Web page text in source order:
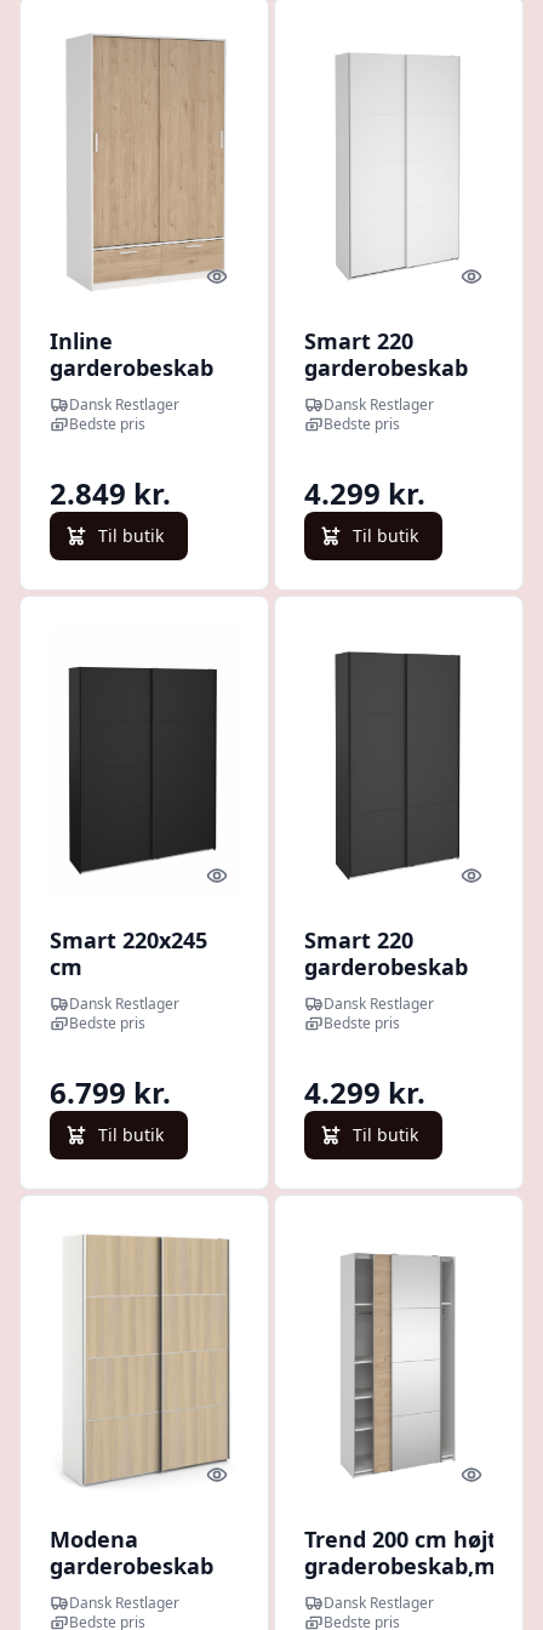
Quick look
Inline
garderobeskab
121 cm bredt, 2
skydedøre, 2
Dansk Restlager
Bedste pris
2.849 kr.
Til butik
Quick
Smart 220
garderobeskab
178,5cm bredt
hvidt med 2
Dansk Restlager
Bedste pris
4.299 kr.
Til butik
Quick look
Smart 220x245
cm
garderobeskab
med 2 skydedøre
Dansk Restlager
Bedste pris
6.799 kr.
Til butik
Quick
Smart 220
garderobeskab
178,5cm bredt
matgrå med 2
Dansk Restlager
Bedste pris
4.299 kr.
Til butik
Quick look
Modena
garderobeskab
medege look
skydedøre og
Dansk Restlager
Bedste pris
Quick
Trend 200 cm højt
graderobeskab,med
2 skydedøre, ege
look med spejl 150
Dansk Restlager
Bedste pris